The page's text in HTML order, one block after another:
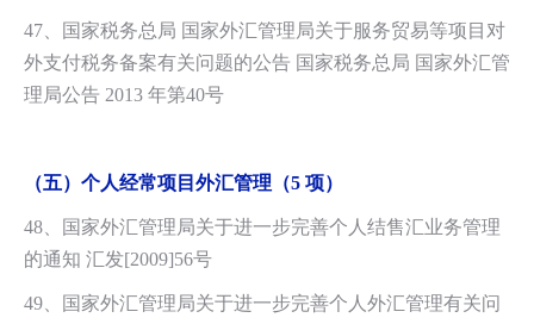
47、国家税务总局 国家外汇管理局关于服务贸易等项目对
外支付税务备案有关问题的公告 国家税务总局 国家外汇管
理局公告 2013 年第40号
（五） 个人经常项目外汇管理（5 项）
48、国家外汇管理局关于进一步完善个人结售汇业务管理
的通知 汇发[2009]56号
49、国家外汇管理局关于进一步完善个人外汇管理有关问